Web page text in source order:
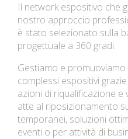
Il network espositivo che
nostro approccio
è stato selezionato sulla
progettuale a 360 gradi.
Gestiamo e
complessi espositivi
azioni di riqualificazione
atte al riposizionamento
temporanei, soluzioni
eventi o per attività di